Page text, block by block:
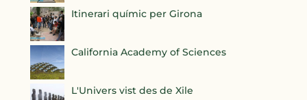
Itinerari químic per Girona
California Academy of Sciences
L'Univers vist des de Xile